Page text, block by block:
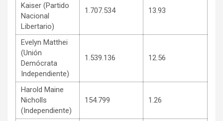
Kaiser (Partido
Nacional
Libertario)
1.707.534 13.93
Evelyn Matthei
(Unión
Demócrata
Independiente)
1.539.136 12.56
Harold Maine
Nicholls
(Independiente)
154.799 1.26